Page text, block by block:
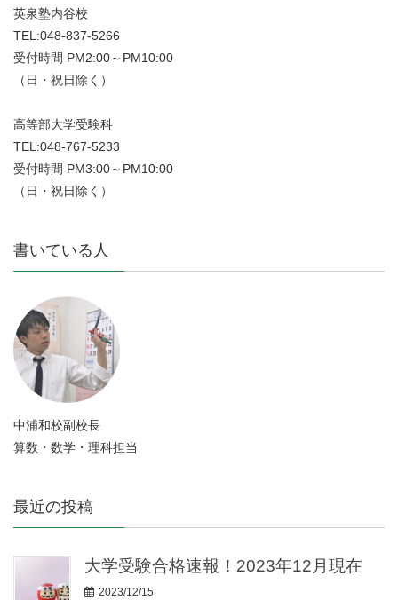
英泉塾内谷校
TEL:048-837-5266
受付時間 PM2:00～PM10:00
（日・祝日除く）
高等部大学受験科
TEL:048-767-5233
受付時間 PM3:00～PM10:00
（日・祝日除く）
書いている人
中浦和校副校長
算数・数学・理科担当
最近の投稿
大学受験合格速報！2023年12月現在
2023/12/15